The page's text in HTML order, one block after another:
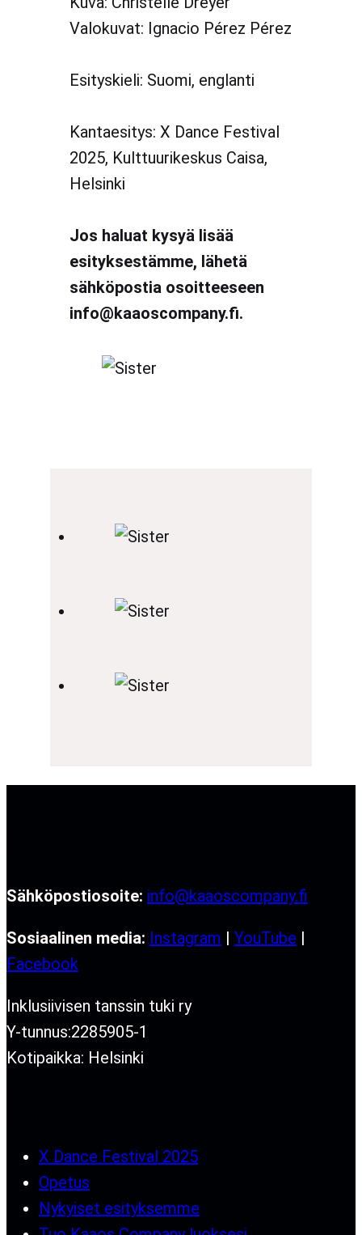
Valokuvat: Ignacio Pérez Pérez
Esityskieli: Suomi, englanti
Kantaesitys: X Dance Festival
2025, Kulttuurikeskus Caisa,
Helsinki
Jos haluat kysyä lisää
esityksestämme, lähetä
sähköpostia osoitteeseen
info@kaaoscompany.fi.
Sähköpostiosoite: info@kaaoscompany.fi
Sosiaalinen media: Instagram | YouTube |
Facebook
Inklusiivisen tanssin tuki ry
Y-tunnus:2285905-1
Kotipaikka: Helsinki
X Dance Festival 2025
Opetus
Nykyiset esityksemme